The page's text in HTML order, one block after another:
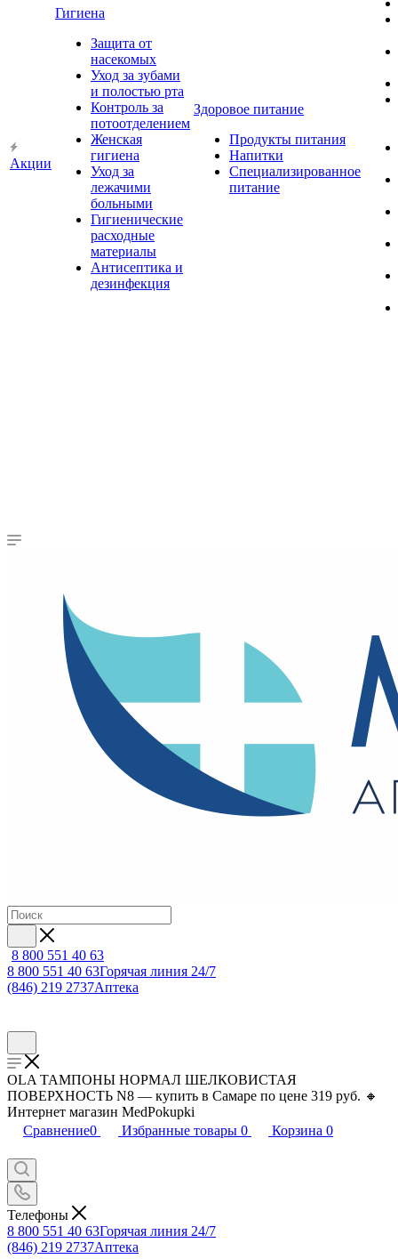
Акции
Гигиена
Защита от
насекомых
Уход за зубами
и полостью рта
Контроль за
потоотделением
Женская
гигиена
Уход за
лежачими
больными
Гигиенические
расходные
материалы
Антисептика и
дезинфекция
Здоровое питание
Продукты питания
Напитки
Специализированное
питание
8 800 551 40 63
8 800 551 40 63Горячая линия 24/7
(846) 219 2737Аптека
OLA ТАМПОНЫ НОРМАЛ ШЕЛКОВИСТАЯ
ПОВЕРХНОСТЬ N8 — купить в Самаре по цене 319 руб. 🔸
Интернет магазин MedPokupki
Сравнение0 Избранные товары 0 Корзина 0
Телефоны
8 800 551 40 63Горячая линия 24/7
(846) 219 2737Аптека